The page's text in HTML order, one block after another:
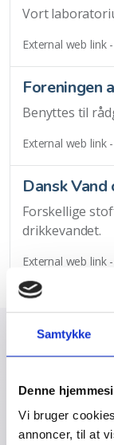
Samtykke
Denne
Vi bruger
annoncer, til at
Vort
External web link
Foreningen
Benyttes til
External web link
Dansk
Forskellige
drikkevandet.
External web link
SMS Service